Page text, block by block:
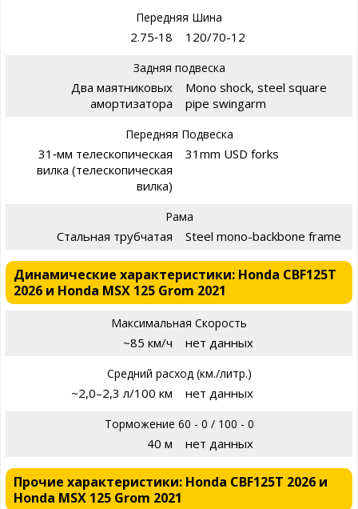
Передняя Шина
2.75‑18 120/70-12
Задняя подвеска
Два маятниковых
амортизатора
Mono shock, steel square
pipe swingarm
Передняя Подвеска
31‑мм телескопическая
вилка (телескопическая
вилка)
31mm USD forks
Рама
Стальная трубчатая Steel mono-backbone frame
Динамические характеристики: Honda CBF125T
2026 и Honda MSX 125 Grom 2021
Максимальная Скорость
~85 км/ч нет данных
Средний расход (км./литр.)
~2,0–2,3 л/100 км нет данных
Торможение 60 - 0 / 100 - 0
40 м нет данных
Прочие характеристики: Honda CBF125T 2026 и
Honda MSX 125 Grom 2021